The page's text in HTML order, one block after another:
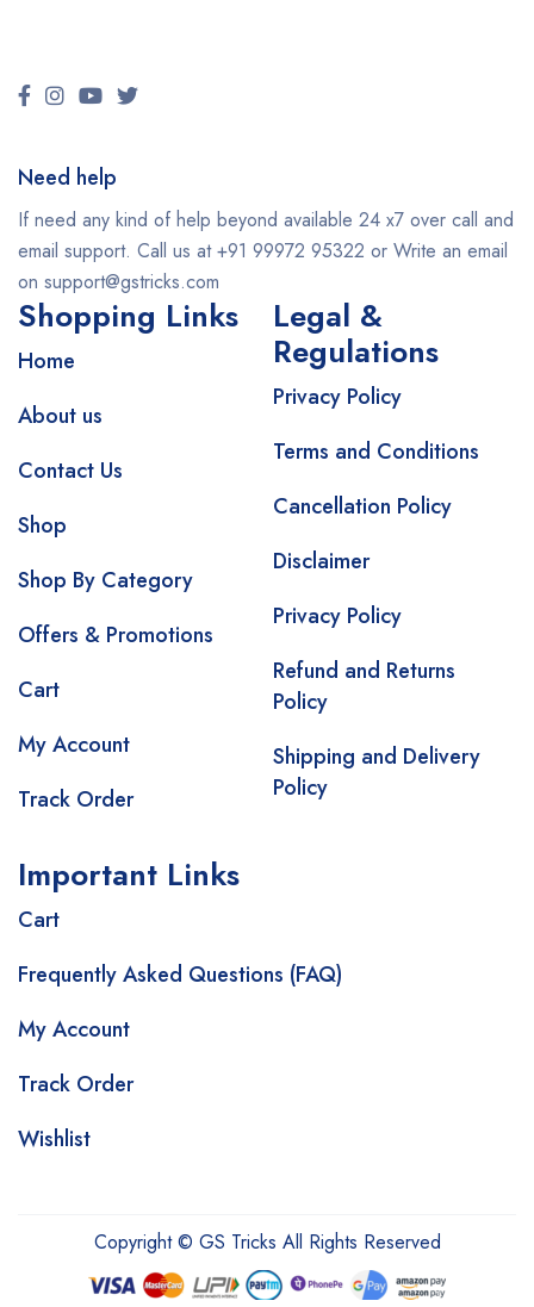
Need help
If need any kind of help beyond available 24 x7 over call and
email support. Call us at +91 99972 95322 or Write an email
on support@gstricks.com
Shopping Links
Home
About us
Contact Us
Shop
Shop By Category
Offers & Promotions
Cart
My Account
Track Order
Legal &
Regulations
Privacy Policy
Terms and Conditions
Cancellation Policy
Disclaimer
Privacy Policy
Refund and Returns
Policy
Shipping and Delivery
Policy
Important Links
Cart
Frequently Asked Questions (FAQ)
My Account
Track Order
Wishlist
Copyright © GS Tricks All Rights Reserved